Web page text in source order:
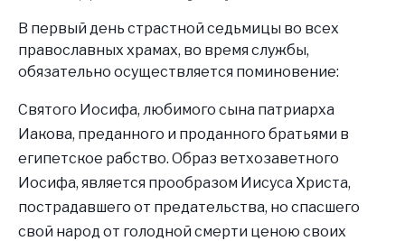
В первый день страстной седьмицы во всех
православных храмах, во время службы,
обязательно осуществляется поминовение:
Святого Иосифа, любимого сына патриарха
Иакова, преданного и проданного братьями в
египетское рабство. Образ ветхозаветного
Иосифа, является прообразом Иисуса Христа,
пострадавшего от предательства, но спасшего
свой народ от голодной смерти ценою своих